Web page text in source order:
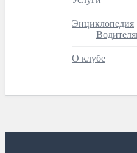
Энциклопедия
О клубе